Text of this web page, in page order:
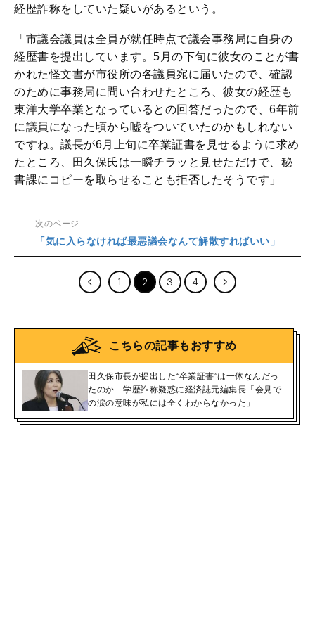
経歴詐称をしていた疑いがあるという。
「市議会議員は全員が就任時点で議会事務局に自身の
経歴書を提出しています。5月の下旬に彼女のことが書
かれた怪文書が市役所の各議員宛に届いたので、確認
のために事務局に問い合わせたところ、彼女の経歴も
東洋大学卒業となっているとの回答だったので、6年前
に議員になった頃から嘘をついていたのかもしれない
ですね。議長が6月上旬に卒業証書を見せるように求め
たところ、田久保氏は一瞬チラッと見せただけで、秘
書課にコピーを取らせることも拒否したそうです」
次のページ
「気に入らなければ最悪議会なんて解散すればいい」
1 2 3 4
こちらの記事もおすすめ
田久保市長が提出した“卒業証書”は一体なんだっ
たのか…学歴詐称疑惑に経済誌元編集長「会見で
の涙の意味が私には全くわからなかった」